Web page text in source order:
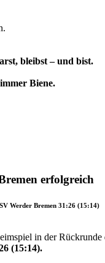
bleibst – und bist.
Biene.
erfolgreich
Werder Bremen 31:26 (15:14)
in der
(15:14).